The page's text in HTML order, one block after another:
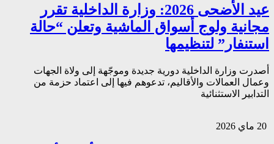
عيد الأضحى 2026: وزارة الداخلية تقرر
مجانية ولوج أسواق الماشية وتعلن “حالة
استنفار” لتنظيمها
أصدرت وزارة الداخلية دورية جديدة وموجّهة إلى ولاة الجهات
وعمال العمالات والأقاليم، تدعوهم فيها إلى اعتماد حزمة من
التدابير الاستثنائية